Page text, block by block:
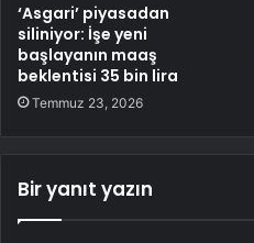
‘Asgari’ piyasadan
siliniyor: İşe yeni
başlayanın maaş
beklentisi 35 bin lira
Temmuz 23, 2026
Bir yanıt yazın